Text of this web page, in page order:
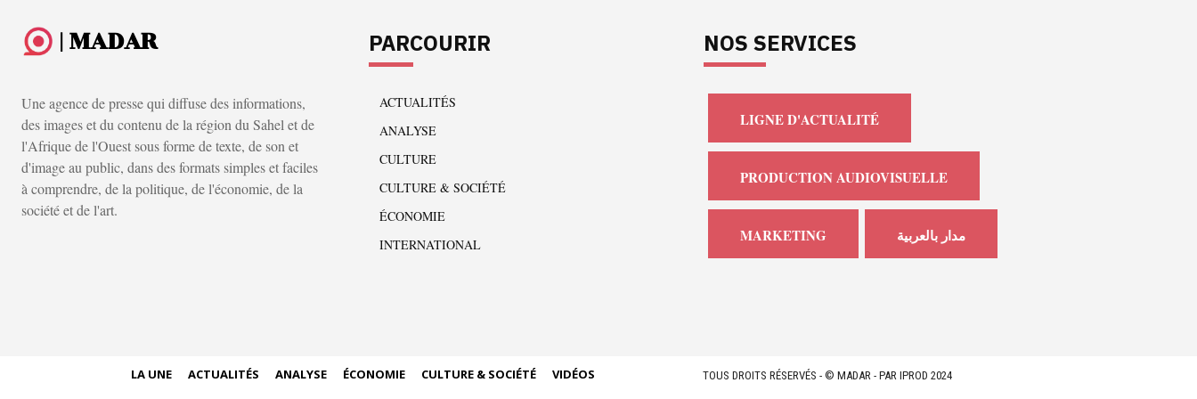
| MADAR
Une agence de presse qui diffuse des informations,
des images et du contenu de la région du Sahel et de
l'Afrique de l'Ouest sous forme de texte, de son et
d'image au public, dans des formats simples et faciles
à comprendre, de la politique, de l'économie, de la
société et de l'art.
PARCOURIR
ACTUALITÉS
ANALYSE
CULTURE
CULTURE & SOCIÉTÉ
ÉCONOMIE
INTERNATIONAL
NOS SERVICES
LIGNE D'ACTUALITÉ
PRODUCTION AUDIOVISUELLE
MARKETING مدار بالعربية
LA UNE ACTUALITÉS ANALYSE ÉCONOMIE CULTURE & SOCIÉTÉ VIDÉOS TOUS DROITS RÉSERVÉS - © MADAR - PAR IPROD 2024